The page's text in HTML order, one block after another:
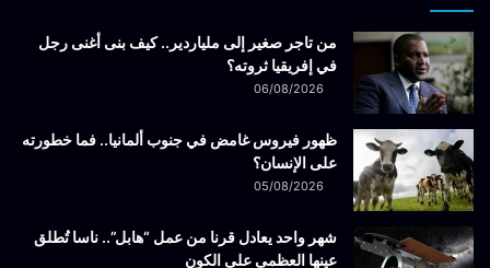
من تاجر صغير إلى ملياردير.. كيف بنى أغنى رجل
في إفريقيا ثروته؟
06/08/2026
ظهور فيروس غامض في جنوب ألمانيا.. فما خطورته
على الإنسان؟
05/08/2026
شهر واحد يعادل قرنا من عمل “هابل”.. ناسا تُطلق
عينها العظمى على الكون